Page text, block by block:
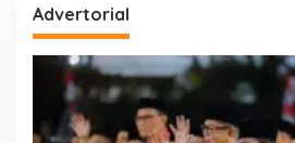
Advertorial